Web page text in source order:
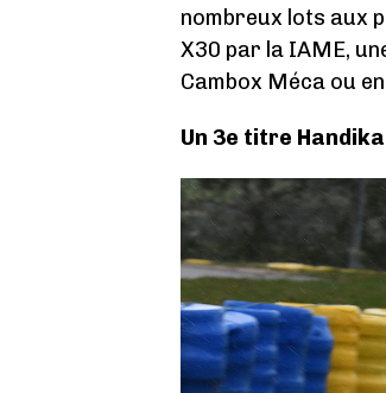
nombreux lots aux
X30 par la IAME,
Cambox Méca ou
Un 3e titre